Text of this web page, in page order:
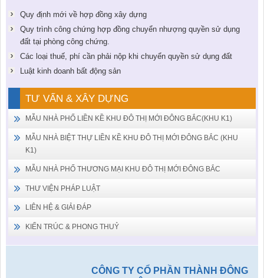
Quy định mới về hợp đồng xây dựng
Quy trình công chứng hợp đồng chuyển nhượng quyền sử dụng
đất tại phòng công chứng.
Các loại thuế, phí cần phải nộp khi chuyển quyền sử dụng đất
Luật kinh doanh bất động sản
TƯ VẤN & XÂY DỰNG
MẪU NHÀ PHỐ LIỀN KỀ KHU ĐÔ THỊ MỚI ĐÔNG BẮC(KHU K1)
MẪU NHÀ BIỆT THỰ LIỀN KỀ KHU ĐÔ THỊ MỚI ĐÔNG BẮC (KHU
K1)
MẪU NHÀ PHỐ THƯƠNG MẠI KHU ĐÔ THỊ MỚI ĐÔNG BẮC
THƯ VIỆN PHÁP LUẬT
LIÊN HỆ & GIẢI ĐÁP
KIẾN TRÚC & PHONG THUỶ
CÔNG TY CỔ PHẦN THÀNH ĐÔNG